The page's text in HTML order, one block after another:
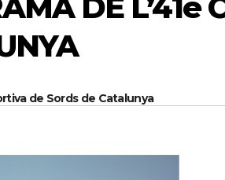
DE L’41è
de Sords de Catalunya